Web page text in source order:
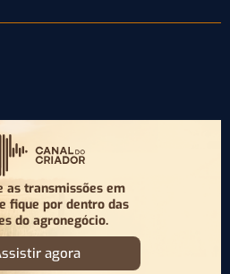
as transmissões em
fique por dentro das
do agronegócio.
agora